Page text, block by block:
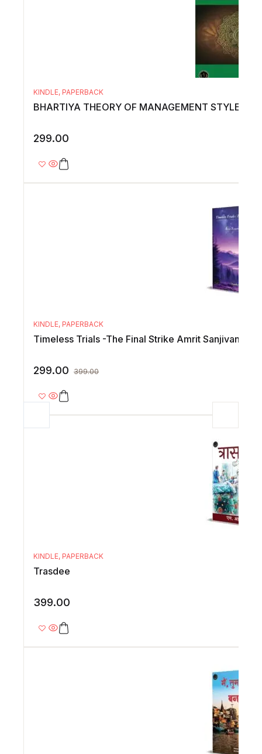
KINDLE, PAPERBACK
BHARTIYA THEORY OF MANAGEMENT STYLES
299.00
KINDLE, PAPERBACK
Timeless Trials -The Final Strike Amrit Sanjivani
299.00 399.00
KINDLE, PAPERBACK
Trasdee
399.00